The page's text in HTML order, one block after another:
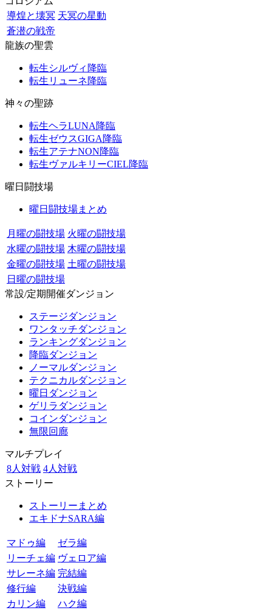
導煌と壊冥 天冥の星動
蒼潜の戦帝
龍族の聖雲
転生シルヴィ降臨
転生リューネ降臨
神々の聖跡
転生ヘラLUNA降臨
転生ゼウスGIGA降臨
転生アテナNON降臨
転生ヴァルキリーCIEL降臨
曜日闘技場
曜日闘技場まとめ
月曜の闘技場 火曜の闘技場
水曜の闘技場 木曜の闘技場
金曜の闘技場 土曜の闘技場
日曜の闘技場
常設/定期開催ダンジョン
ステージダンジョン
ワンタッチダンジョン
ランキングダンジョン
降臨ダンジョン
ノーマルダンジョン
テクニカルダンジョン
曜日ダンジョン
ゲリラダンジョン
コインダンジョン
無限回廊
マルチプレイ
8人対戦 4人対戦
ストーリー
ストーリーまとめ
エキドナSARA編
マドゥ編
ゼラ編
リーチェ編 ヴェロア編
サレーネ編 完結編
修行編
決戦編
カリン編
ハク編